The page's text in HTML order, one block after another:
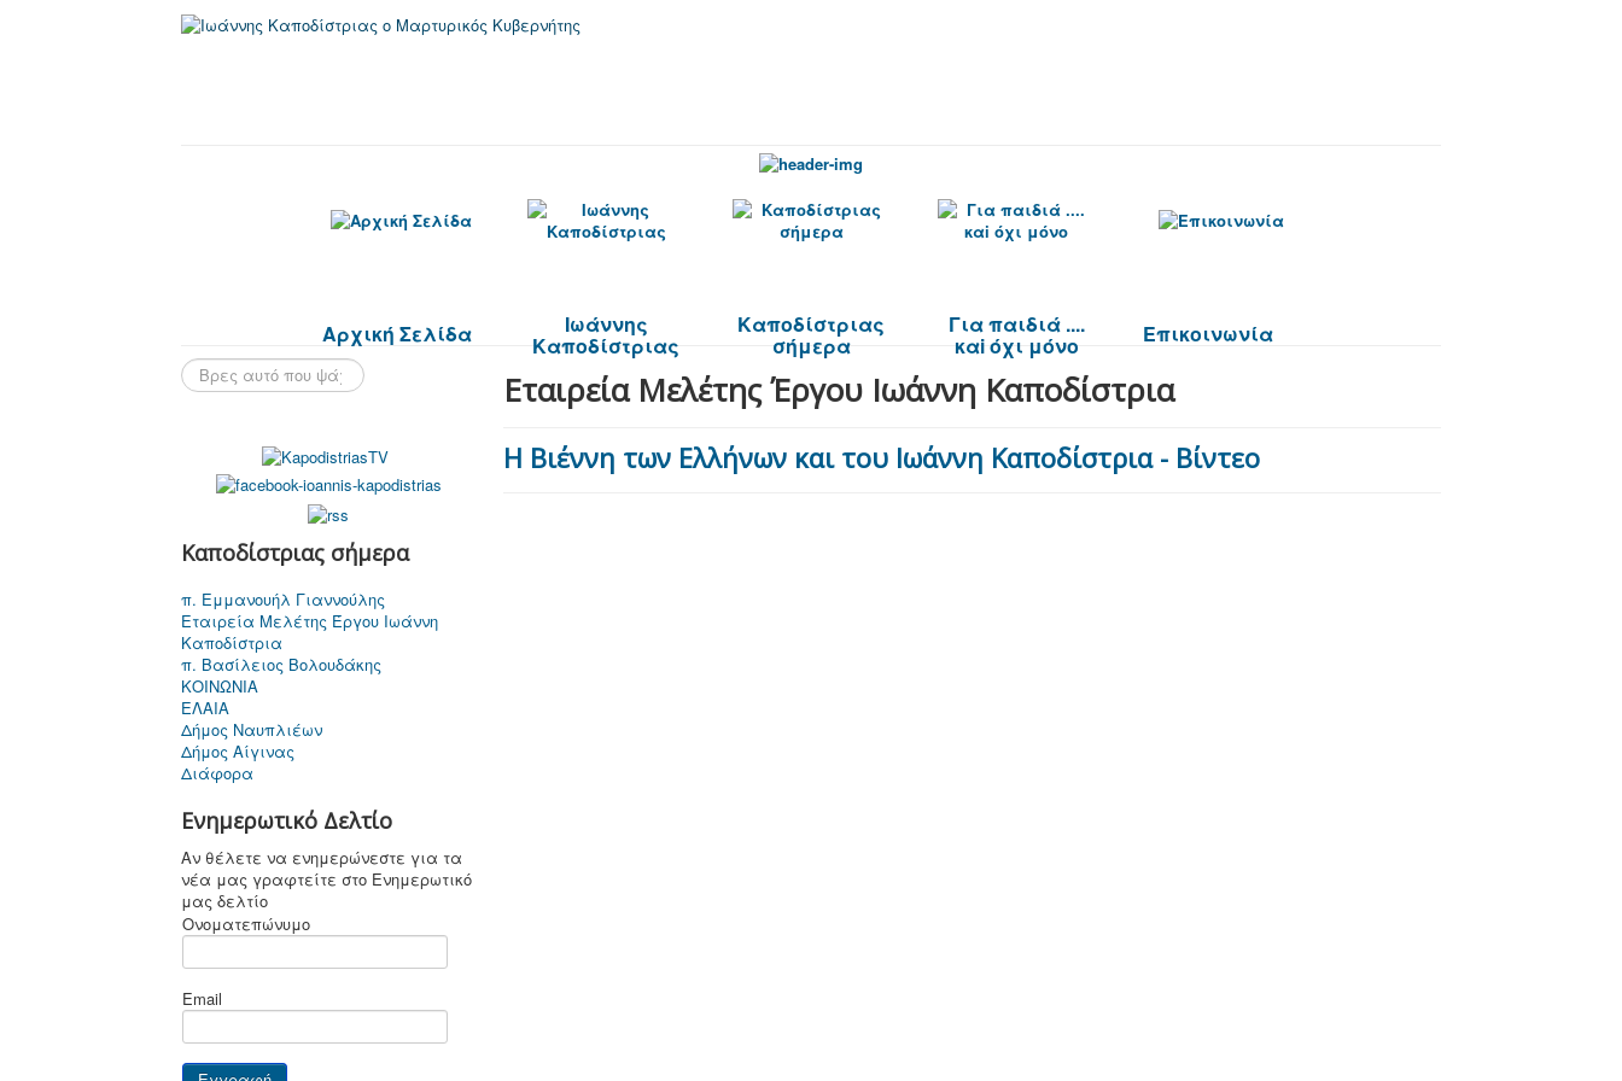
Αρχική Σελίδα Ιωάννης
Καποδίστριας
Καποδίστριας
σήμερα
Για παιδιά ....
καi όχι μόνο Επικοινωνία
Καποδίστριας σήμερα
π. Εμμανουήλ Γιαννούλης
Εταιρεία Μελέτης Έργου Ιωάννη
Καποδίστρια
π. Βασίλειος Βολουδάκης
ΚΟΙΝΩΝΙΑ
ΕΛΑΙΑ
Δήμος Ναυπλιέων
Δήμος Αίγινας
Διάφορα
Ενημερωτικό Δελτίο
Αν θέλετε να ενημερώνεστε για τα
νέα μας γραφτείτε στο Ενημερωτικό
μας δελτίο
Ονοματεπώνυμο
Email
Εταιρεία Μελέτης Έργου Ιωάννη Καποδίστρια
Η Βιέννη των Ελλήνων και του Ιωάννη Καποδίστρια - Βίντεο